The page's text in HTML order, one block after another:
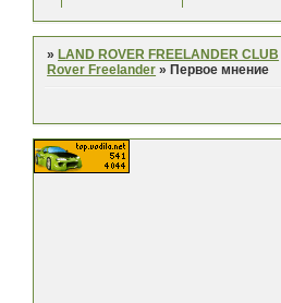
» LAND ROVER FREELANDER CLUB
Rover Freelander » Первое мнение